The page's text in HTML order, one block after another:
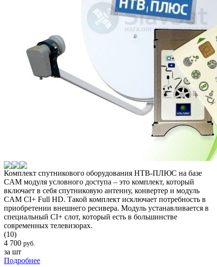
Комплект спутникового оборудования НТВ-ПЛЮС на базе
CAM модуля условного доступа – это комплект, который
включает в себя спутниковую антенну, конвертер и модуль
CAM CI+ Full HD. Такой комплект исключает потребность в
приобретении внешнего ресивера. Модуль устанавливается в
специальный CI+ слот, который есть в большинстве
современных телевизорах.
(10)
4 700 руб.
за шт
Подробнее